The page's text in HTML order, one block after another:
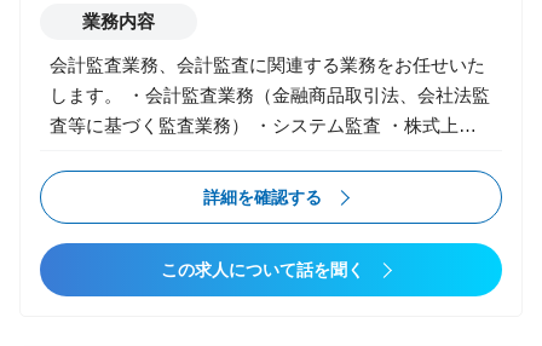
業務内容
会計監査業務、会計監査に関連する業務をお任せいた
します。 ・会計監査業務（金融商品取引法、会社法監
査等に基づく監査業務） ・システム監査 ・株式上場
ビスメニュー】 ・中小企業・スタートアップ成長支援
・企業/行政/まちづくり等に係るデジタル化・DX施策
・大学や自治体、企業等に対する官民連携事業 ・行政
政策支援のための実態調査や普及支援 ・地方創生/産
詳細を確認する
この求人について話を聞く